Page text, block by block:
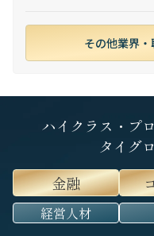
その他業界
ハイクラス・プ
タイグ
金融
経営人材